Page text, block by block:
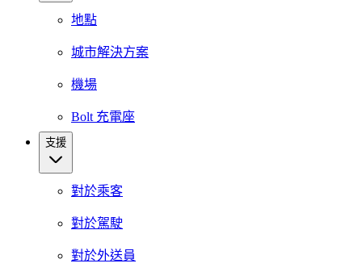
地點
城市解決方案
機場
Bolt 充電座
支援
對於乘客
對於駕駛
對於外送員